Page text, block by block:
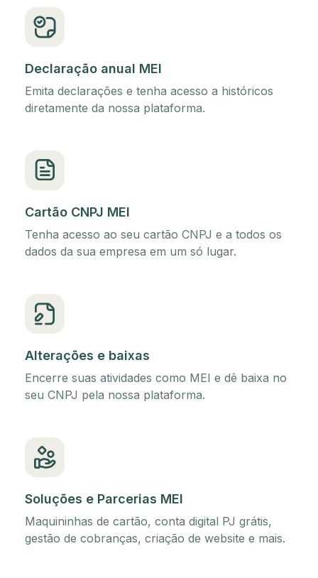
Declaração anual MEI
Emita declarações e tenha acesso a históricos
diretamente da nossa plataforma.
Cartão CNPJ MEI
Tenha acesso ao seu cartão CNPJ e a todos os
dados da sua empresa em um só lugar.
Alterações e baixas
Encerre suas atividades como MEI e dê baixa no
seu CNPJ pela nossa plataforma.
Soluções e Parcerias MEI
Maquininhas de cartão, conta digital PJ grátis,
gestão de cobranças, criação de website e mais.